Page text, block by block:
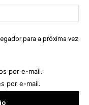
para a próxima vez
por e-mail.
por e-mail.